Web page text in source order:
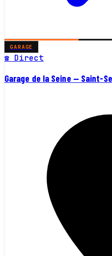
GARAGE
☎ Direct
Garage de la Seine — Saint-